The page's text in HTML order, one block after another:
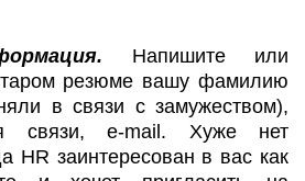
Напишите или
резюме вашу фамилию
в связи с замужеством),
связи, e-mail. Хуже нет
HR заинтересован в вас как